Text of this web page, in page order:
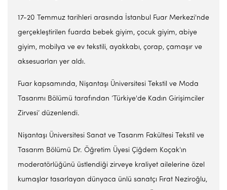
17-20 Temmuz tarihleri arasında İstanbul Fuar Merkezi'nde
gerçekleştirilen fuarda bebek giyim, çocuk giyim, abiye
giyim, mobilya ve ev tekstili, ayakkabı, çorap, çamaşır ve
aksesuarları yer aldı.
Fuar kapsamında, Nişantaşı Üniversitesi Tekstil ve Moda
Tasarımı Bölümü tarafından ‘Türkiye'de Kadın Girişimciler
Zirvesi’ düzenlendi.
Nişantaşı Üniversitesi Sanat ve Tasarım Fakültesi Tekstil ve
Tasarım Bölümü Dr. Öğretim Üyesi Çiğdem Koçak'ın
moderatörlüğünü üstlendiği zirveye kraliyet ailelerine özel
kumaşlar tasarlayan dünyaca ünlü sanatçı Fırat Neziroğlu,